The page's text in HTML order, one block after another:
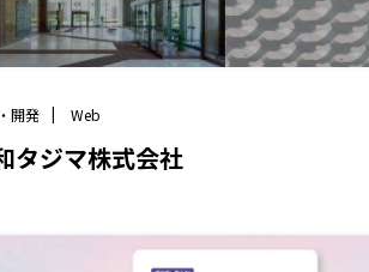
開発 Web
タジマ株式会社